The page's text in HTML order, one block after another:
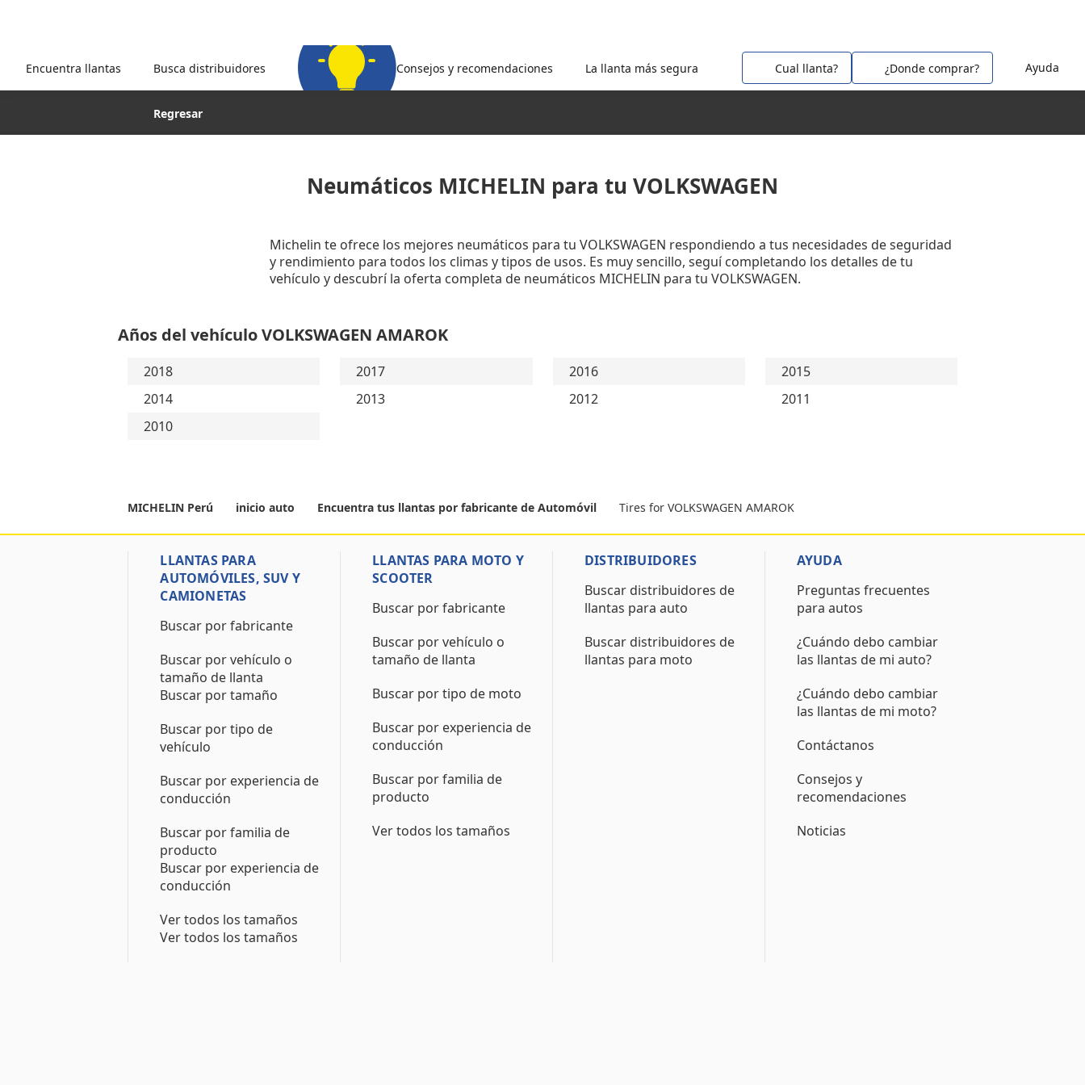
Ayuda
Encuentra llantas Busca distribuidores Consejos y recomendaciones La llanta más segura Cual llanta? ¿Donde comprar?
Regresar
Neumáticos MICHELIN para tu VOLKSWAGEN
Michelin te ofrece los mejores neumáticos para tu VOLKSWAGEN respondiendo a tus necesidades de seguridad
y rendimiento para todos los climas y tipos de usos. Es muy sencillo, seguí completando los detalles de tu
vehículo y descubrí la oferta completa de neumáticos MICHELIN para tu VOLKSWAGEN.
Años del vehículo VOLKSWAGEN AMAROK
2018 2017 2016
2015
2014
2013 2012
2011
2010
MICHELIN Perú inicio auto Encuentra tus llantas por fabricante de Automóvil Tires for VOLKSWAGEN AMAROK
LLANTAS PARA
AUTOMÓVILES, SUV Y
CAMIONETAS
Buscar por fabricante
Buscar por vehículo o
tamaño de llanta
Buscar por tamaño
Buscar por tipo de
vehículo
Buscar por experiencia de
conducción
Buscar por familia de
producto
Buscar por experiencia de
conducción
Ver todos los tamaños
Ver todos los tamaños
LLANTAS PARA MOTO Y
SCOOTER
Buscar por fabricante
Buscar por vehículo o
tamaño de llanta
Buscar por tipo de moto
Buscar por experiencia de
conducción
Buscar por familia de
producto
Ver todos los tamaños
DISTRIBUIDORES
Buscar distribuidores de
llantas para auto
Buscar distribuidores de
llantas para moto
AYUDA
Preguntas frecuentes
para autos
¿Cuándo debo cambiar
las llantas de mi auto?
¿Cuándo debo cambiar
las llantas de mi moto?
Contáctanos
Consejos y
recomendaciones
Noticias